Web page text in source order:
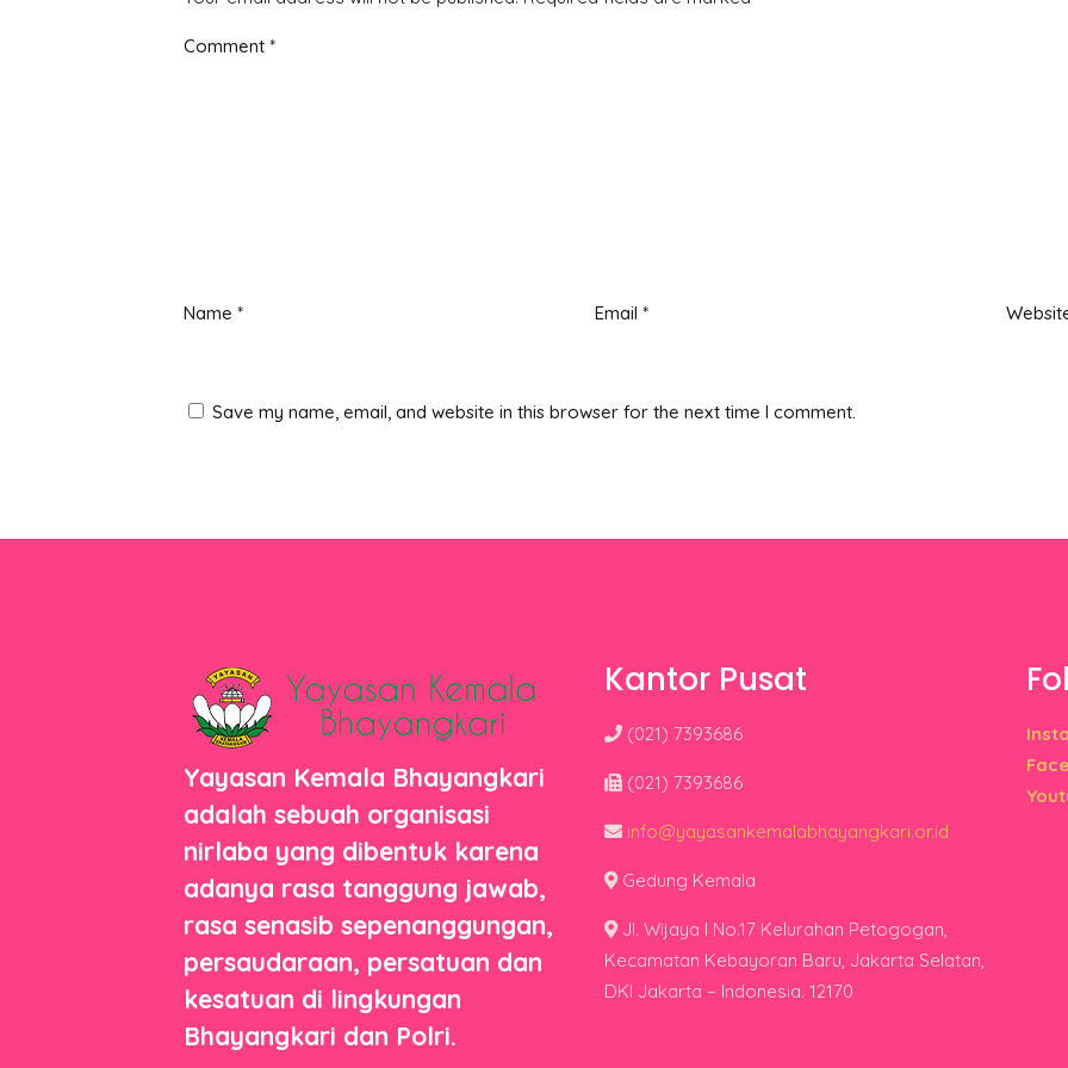
Comment *
Name * Email *
Save my name, email, and website in this browser for the next time I comment.
Yayasan Kemala Bhayangkari
adalah sebuah organisasi
nirlaba yang dibentuk karena
adanya rasa tanggung jawab,
rasa senasib sepenanggungan,
persaudaraan, persatuan dan
kesatuan di lingkungan
Bhayangkari dan Polri.
Kantor Pusat
(021) 7393686
(021) 7393686
info@yayasankemalabhayangkari.or.id
Gedung Kemala
Jl. Wijaya I No.17 Kelurahan Petogogan,
Kecamatan Kebayoran Baru, Jakarta Selatan,
DKI Jakarta – Indonesia. 12170